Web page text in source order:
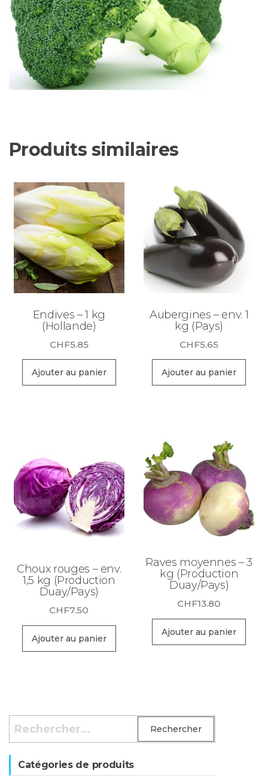
Produits similaires
Endives – 1 kg
(Hollande)
CHF5.85
Ajouter au panier
Aubergines – env. 1
kg (Pays)
CHF5.65
Ajouter au panier
Choux rouges – env.
1,5 kg (Production
Duay/Pays)
CHF7.50
Ajouter au panier
Raves moyennes – 3
kg (Production
Duay/Pays)
CHF13.80
Ajouter au panier
Rechercher :
Catégories de produits